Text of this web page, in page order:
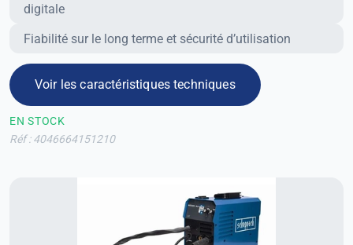
digitale
Fiabilité sur le long terme et sécurité d’utilisation
Voir les caractéristiques techniques
EN STOCK
Réf : 4046664151210